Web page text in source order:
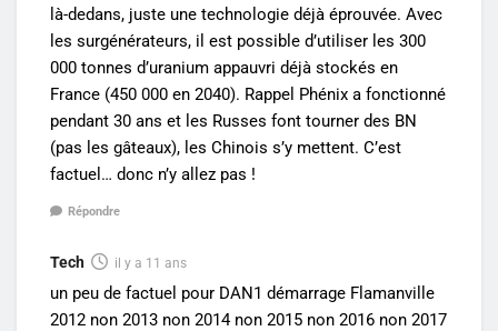
là-dedans, juste une technologie déjà éprouvée. Avec
les surgénérateurs, il est possible d’utiliser les 300
000 tonnes d’uranium appauvri déjà stockés en
France (450 000 en 2040). Rappel Phénix a fonctionné
pendant 30 ans et les Russes font tourner des BN
(pas les gâteaux), les Chinois s’y mettent. C’est
factuel… donc n’y allez pas !
Répondre
Tech il y a 11 ans
un peu de factuel pour DAN1 démarrage Flamanville
2012 non 2013 non 2014 non 2015 non 2016 non 2017